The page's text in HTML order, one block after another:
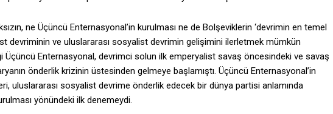
ne Üçüncü Enternasyonal’in kurulması ne de Bolşeviklerin ‘devrimin en temel
devriminin ve uluslararası sosyalist devrimin gelişimini ilerletmek mümkün
Üçüncü Enternasyonal, devrimci solun ilk emperyalist savaş öncesindeki ve savaş
önderlik krizinin üstesinden gelmeye başlamıştı. Üçüncü Enternasyonal’in
uluslararası sosyalist devrime önderlik edecek bir dünya partisi anlamında
yönündeki ilk denemeydi.